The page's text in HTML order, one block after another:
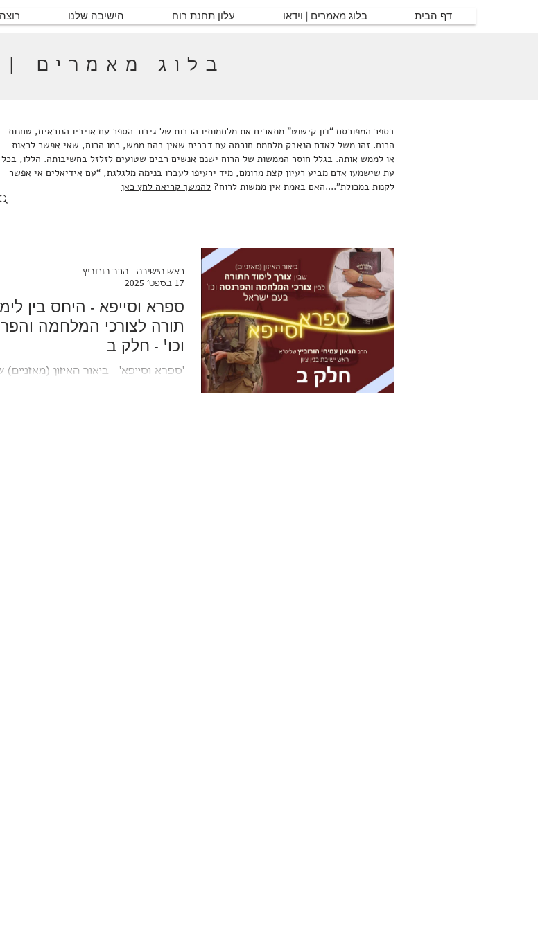
דף הבית בלוג מאמרים | וידאו עלון תחנת רוח הישיבה שלנו
בלוג מאמרים |
בספר המפורסם “דון קישוט” מתארים את מלחמותיו הרבות של גיבור הספר עם אויביו הנוראים, טחנות
הרוח. זהו משל לאדם הנאבק מלחמת חורמה עם דברים שאין בהם ממש, כמו הרוח, שאי אפשר לראות
או לממש אותה. בגלל חוסר הממשות של הרוח ישנם אנשים רבים שטועים לזלזל בחשיבותה. הללו, בכל
עת שישמעו אדם מביע רעיון קצת מרומם, מיד ירעיפו לעברו בנימה מלגלגת, “עם אידיאלים אי אפשר
לקנות במכולת”....האם באמת אין ממשות לרוח? להמשך קריאה לחץ כאן
ספרא וסייפא - היחס בין
תורה לצורכי המלחמה
וכו' - חלק ב
'ספרא וסייפא' - ביאור האיזון (מאזניים)
ראש הישיבה - הרב הורוביץ
17 בספט׳ 2025